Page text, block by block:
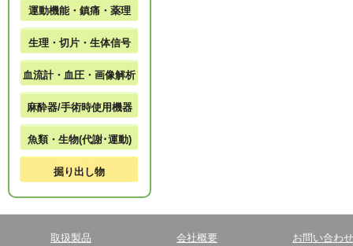
運動機能・鎮痛・薬理
生理・切片・生体信号
血流計・血圧・画像解析
麻酔器/手術時使用機器
魚類・生物(代謝･運動)
掘り出し物
取扱製品 会社概要 お問い合わせ